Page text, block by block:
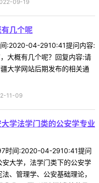
09-19
几个呢
:2020-04-2910:41提问内容:
大概有几个呢？回复内容:请
大学网站后期发布的相关通
11-09
学法学门类的公安学专业
时间:2020-04-2910:41提问
大学，法学门类下的公安学
、管理学、公安基础理论，